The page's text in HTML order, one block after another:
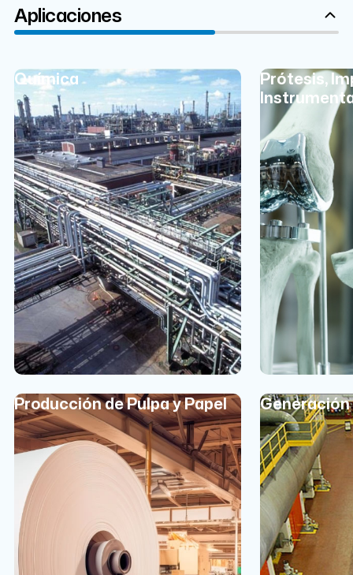
Aplicaciones
Química
Prótesis,
Producción de Pulpa y Papel